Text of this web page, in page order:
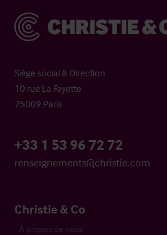
Christie & Co
Siège social & Direction
10 rue La Fayette
75009 Paris
+33 1 53 96 72 72
renseignements@christie.com
Christie & Co
À propos de nous